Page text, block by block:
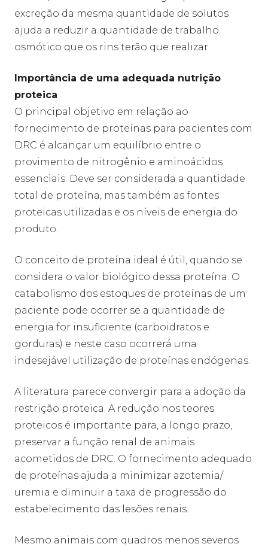
excreção da mesma quantidade de solutos
ajuda a reduzir a quantidade de trabalho
osmótico que os rins terão que realizar.
Importância de uma adequada nutrição
proteica
O principal objetivo em relação ao
fornecimento de proteínas para pacientes com
DRC é alcançar um equilíbrio entre o
provimento de nitrogênio e aminoácidos
essenciais. Deve ser considerada a quantidade
total de proteína, mas também as fontes
proteicas utilizadas e os níveis de energia do
produto.
O conceito de proteína ideal é útil, quando se
considera o valor biológico dessa proteína. O
catabolismo dos estoques de proteínas de um
paciente pode ocorrer se a quantidade de
energia for insuficiente (carboidratos e
gorduras) e neste caso ocorrerá uma
indesejável utilização de proteínas endógenas.
A literatura parece convergir para a adoção da
restrição proteica. A redução nos teores
proteicos é importante para, a longo prazo,
preservar a função renal de animais
acometidos de DRC. O fornecimento adequado
de proteínas ajuda a minimizar azotemia/
uremia e diminuir a taxa de progressão do
estabelecimento das lesões renais.
Mesmo animais com quadros menos severos